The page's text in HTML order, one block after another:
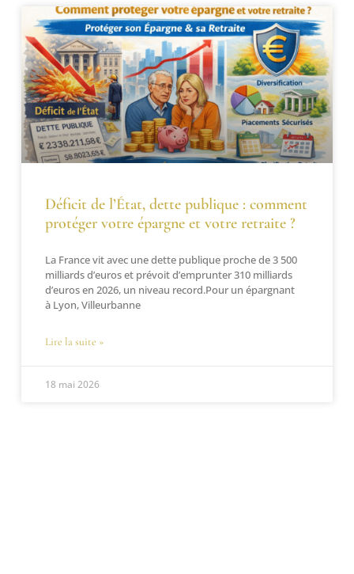
Déficit de l’État, dette publique : comment
protéger votre épargne et votre retraite ?
La France vit avec une dette publique proche de 3 500
milliards d’euros et prévoit d’emprunter 310 milliards
d’euros en 2026, un niveau record.Pour un épargnant
à Lyon, Villeurbanne
Lire la suite »
18 mai 2026